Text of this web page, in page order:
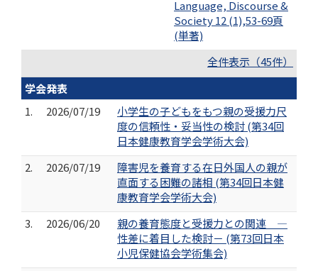
Language, Discourse &
Society 12 (1),53-69頁
(単著)
全件表示（45件）
学会発表
1.
2026/07/19
小学生の子どもをもつ親の受援力尺
度の信頼性・妥当性の検討 (第34回
日本健康教育学会学術大会)
2.
2026/07/19
障害児を養育する在日外国人の親が
直面する困難の諸相 (第34回日本健
康教育学会学術大会)
3.
2026/06/20
親の養育態度と受援力との関連 ―
性差に着目した検討－ (第73回日本
小児保健協会学術集会)